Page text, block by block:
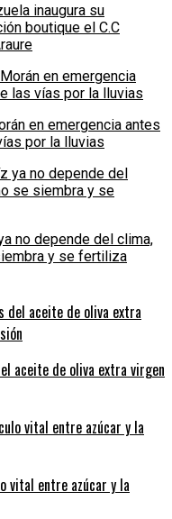
inaugura su
boutique el C.C
en emergencia antes
por la lluvias
no depende del clima,
y se fertiliza
aceite de oliva extra virgen
vital entre azúcar y la